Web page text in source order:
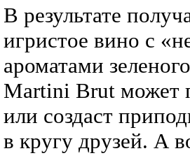
В результате
игристое вино с
ароматами
Martini Brut может
или создаст
в кругу друзей. А